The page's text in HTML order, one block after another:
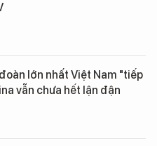
lớn nhất Việt Nam "tiếp
vẫn chưa hết lận đận